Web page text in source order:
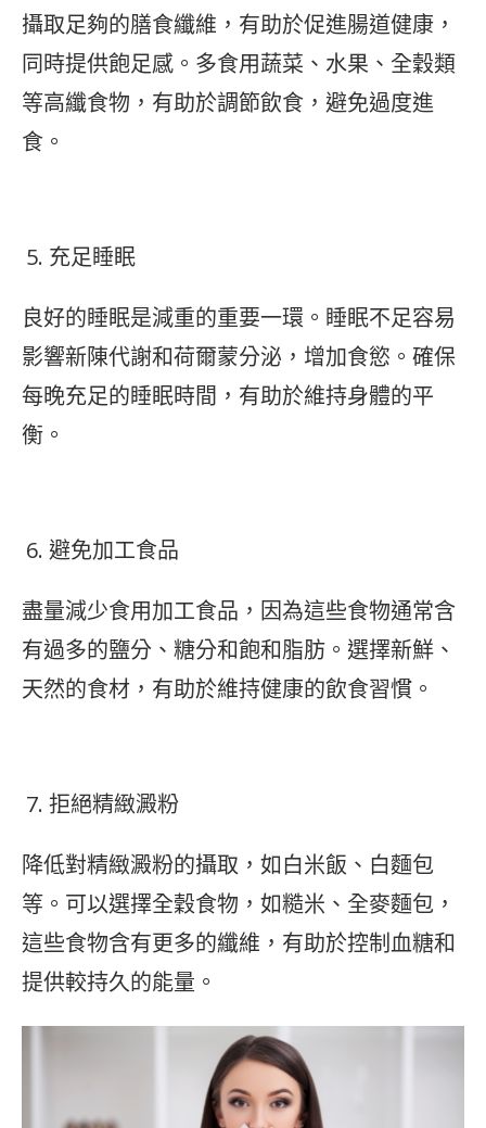
攝取足夠的膳食纖維，有助於促進腸道健康，
同時提供飽足感。多食用蔬菜、水果、全穀類
等高纖食物，有助於調節飲食，避免過度進
食。
充足睡眠
良好的睡眠是減重的重要一環。睡眠不足容易
影響新陳代謝和荷爾蒙分泌，增加食慾。確保
每晚充足的睡眠時間，有助於維持身體的平
衡。
避免加工食品
盡量減少食用加工食品，因為這些食物通常含
有過多的鹽分、糖分和飽和脂肪。選擇新鮮、
天然的食材，有助於維持健康的飲食習慣。
拒絕精緻澱粉
降低對精緻澱粉的攝取，如白米飯、白麵包
等。可以選擇全穀食物，如糙米、全麥麵包，
這些食物含有更多的纖維，有助於控制血糖和
提供較持久的能量。